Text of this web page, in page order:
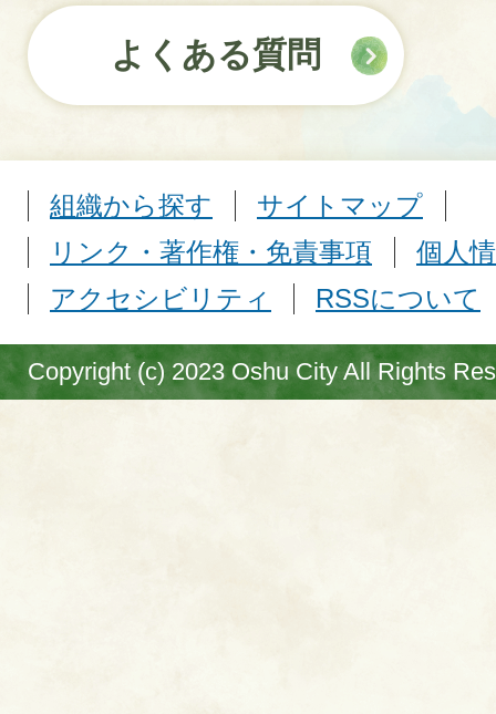
よくある質問
組織から探す
サイトマップ
リンク・著作権・免責事項
個人
アクセシビリティ
RSSについて
Copyright (c) 2023 Oshu City All Rights